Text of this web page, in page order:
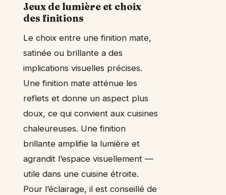
Jeux de lumière et choix
des finitions
Le choix entre une finition mate,
satinée ou brillante a des
implications visuelles précises.
Une finition mate atténue les
reflets et donne un aspect plus
doux, ce qui convient aux cuisines
chaleureuses. Une finition
brillante amplifie la lumière et
agrandit l’espace visuellement —
utile dans une cuisine étroite.
Pour l’éclairage, il est conseillé de